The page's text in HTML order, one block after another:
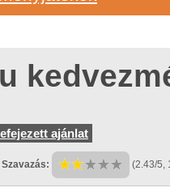
ajánlat
Szavazás: (2.43/5,